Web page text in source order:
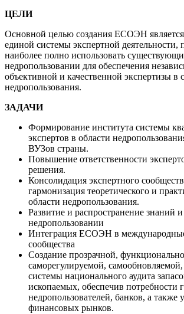
ЦЕЛИ
Основной целью создания ЕСОЭН
единой системы экспертной деятельности,
наиболее полно использовать
недропользовании для обеспечения
объективной и качественной экспертизы в
недропользования.
ЗАДАЧИ
Формирование института системы
экспертов в области
ВУЗов страны.
Повышение ответственности
решения.
Консолидация экспертного
гармонизация теоретического и
области недропользования.
Развитие и распространение знаний
недропользовании
Интеграция ЕСОЭН в
сообщества
Создание прозрачной,
саморегулируемой,
системы национального аудита
ископаемых, обеспечив потребности
недропользователей, банков, а также
финансовых рынков.